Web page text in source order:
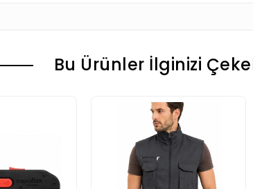
Bu Ürünler İlginizi